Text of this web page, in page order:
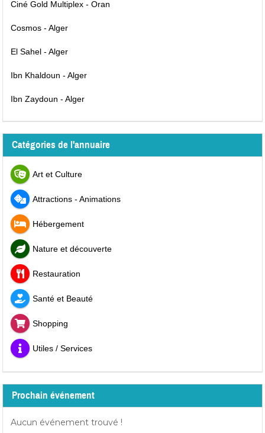
Ciné Gold Multiplex - Oran
Cosmos - Alger
El Sahel - Alger
Ibn Khaldoun - Alger
Ibn Zaydoun - Alger
Catégories de l'annuaire
Art et Culture
Attractions - Animations
Hébergement
Nature et découverte
Restauration
Santé et Beauté
Shopping
Utiles / Services
Prochain événement
Aucun événement trouvé !